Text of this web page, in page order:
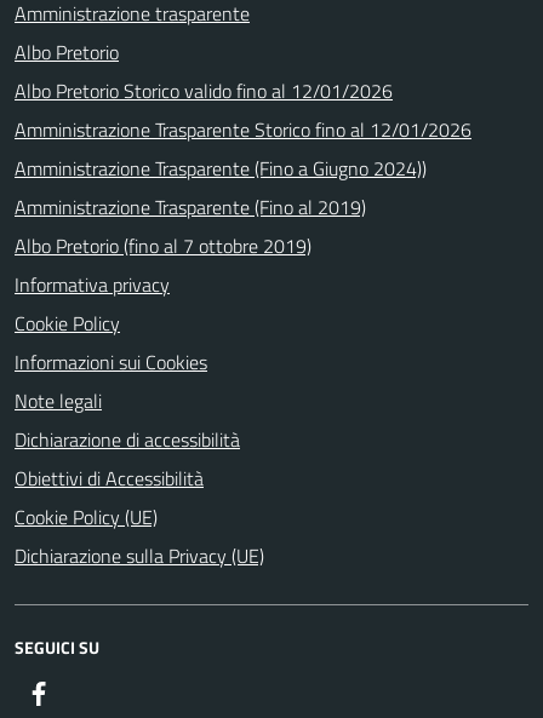
Amministrazione trasparente
Albo Pretorio
Albo Pretorio Storico valido fino al 12/01/2026
Amministrazione Trasparente Storico fino al 12/01/2026
Amministrazione Trasparente (Fino a Giugno 2024))
Amministrazione Trasparente (Fino al 2019)
Albo Pretorio (fino al 7 ottobre 2019)
Informativa privacy
Cookie Policy
Informazioni sui Cookies
Note legali
Dichiarazione di accessibilità
Obiettivi di Accessibilità
Cookie Policy (UE)
Dichiarazione sulla Privacy (UE)
SEGUICI SU